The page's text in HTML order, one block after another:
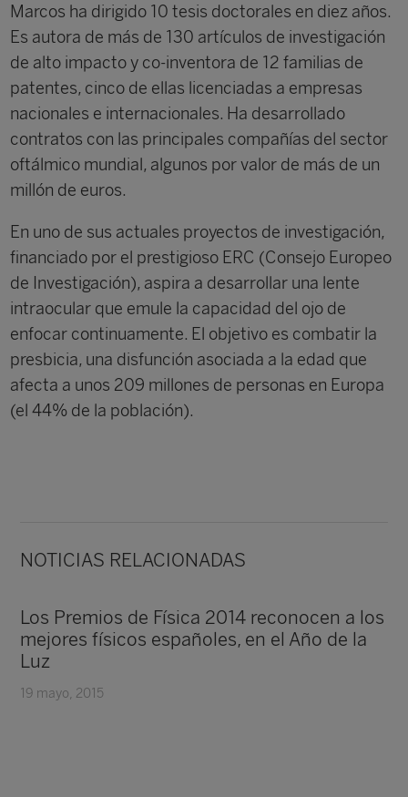
Marcos ha dirigido 10 tesis doctorales en diez años.
Es autora de más de 130 artículos de investigación
de alto impacto y co‐inventora de 12 familias de
patentes, cinco de ellas licenciadas a empresas
nacionales e internacionales. Ha desarrollado
contratos con las principales compañías del sector
oftálmico mundial, algunos por valor de más de un
millón de euros.
En uno de sus actuales proyectos de investigación,
financiado por el prestigioso ERC (Consejo Europeo
de Investigación), aspira a desarrollar una lente
intraocular que emule la capacidad del ojo de
enfocar continuamente. El objetivo es combatir la
presbicia, una disfunción asociada a la edad que
afecta a unos 209 millones de personas en Europa
(el 44% de la población).
NOTICIAS RELACIONADAS
Los Premios de Física 2014 reconocen a los
mejores físicos españoles, en el Año de la
Luz
19 mayo, 2015